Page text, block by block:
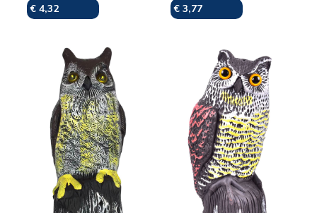
€ 4,32 € 3,77